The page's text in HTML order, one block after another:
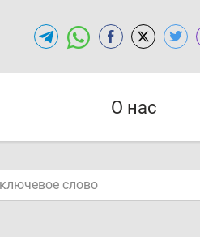
О нас